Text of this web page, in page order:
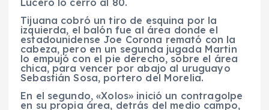
Lucero lo cerró al 80.
Tijuana cobró un tiro de esquina por la
izquierda, el balón fue al área donde el
estadounidense Joe Corona remató con la
cabeza, pero en un segunda jugada Martin
lo empujó con el pie derecho, sobre el área
chica, para vencer por abajo al uruguayo
Sebastián Sosa, portero del Morelia.
En el segundo, «Xolos» inició un contragolpe
en su propia área, detrás del medio campo,